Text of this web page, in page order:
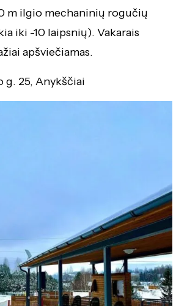
m ilgio mechaninių rogučių
iki -10 laipsnių). Vakarais
apšviečiamas.
g. 25, Anykščiai